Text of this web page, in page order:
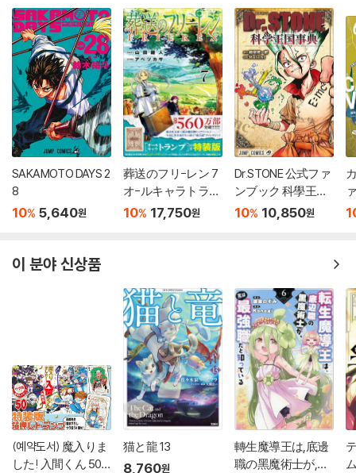
SAKAMOTO DAYS 2
8
10% 5,640원
葬送のフリ-レン 7
オ-ルキャラトラン
プ付き特裝版
10% 17,750원
Dr.STONE 公式ファ
ンブック 科學王國
事典
10% 10,850원
이 분야 신상품
(예약도서) 魔入りま
した! 入間くん 50
猫と龍 13
8,760원
轉生魔導王は,底邊
職の黑魔術士が,實